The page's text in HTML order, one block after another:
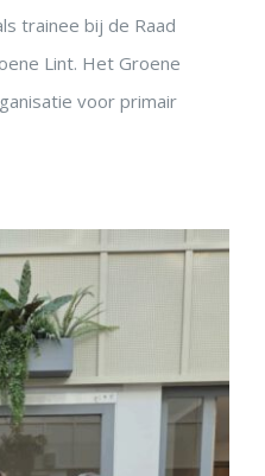
trainee bij de Raad
Lint. Het Groene
voor primair